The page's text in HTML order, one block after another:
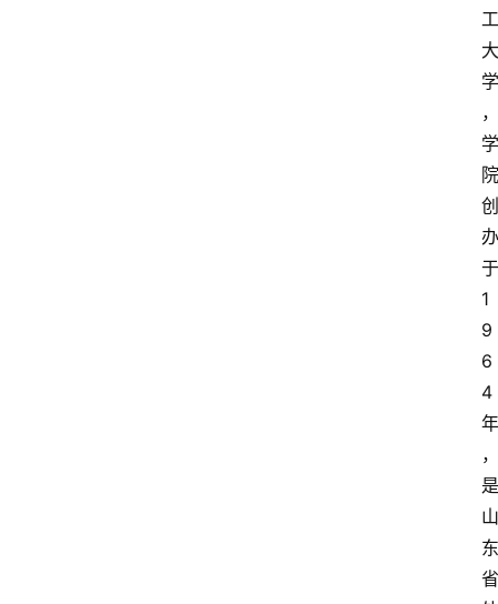
工
大
学
，
学
院
创
办
于
1
9
6
4
年
，
是
山
东
省